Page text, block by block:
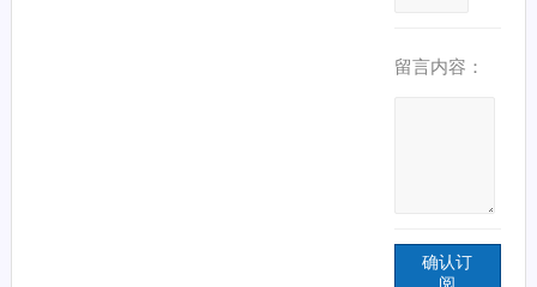
留言内容：
确认订